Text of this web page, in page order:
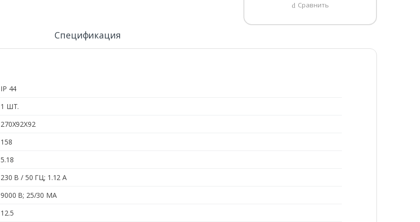
Сравнить
Спецификация
IP 44
1 ШТ.
270X92X92
158
5.18
230 В / 50 ГЦ; 1.12 А
9000 В; 25/30 МА
12.5